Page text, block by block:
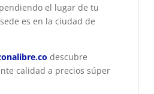
el lugar de tu
es en la ciudad de
descubre
calidad a precios súper